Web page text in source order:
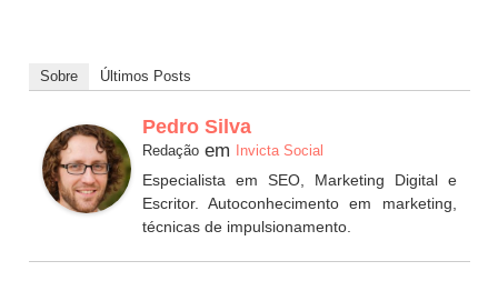
Sobre Últimos Posts
Pedro Silva
Redaçãoem Invicta Social
Especialista em SEO, Marketing Digital e
Escritor. Autoconhecimento em marketing,
técnicas de impulsionamento.